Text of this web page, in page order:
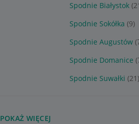
Spodnie Białystok
Spodnie Sokółka (9)
Spodnie Augustów
Spodnie Domanice
Spodnie Suwałki (21)
POKAŻ WIĘCEJ